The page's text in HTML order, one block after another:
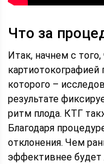
Что за
Итак, начнем с
которого –
результате
ритм плода. КТГ
Благодаря
отклонения. Чем
эффективнее будет